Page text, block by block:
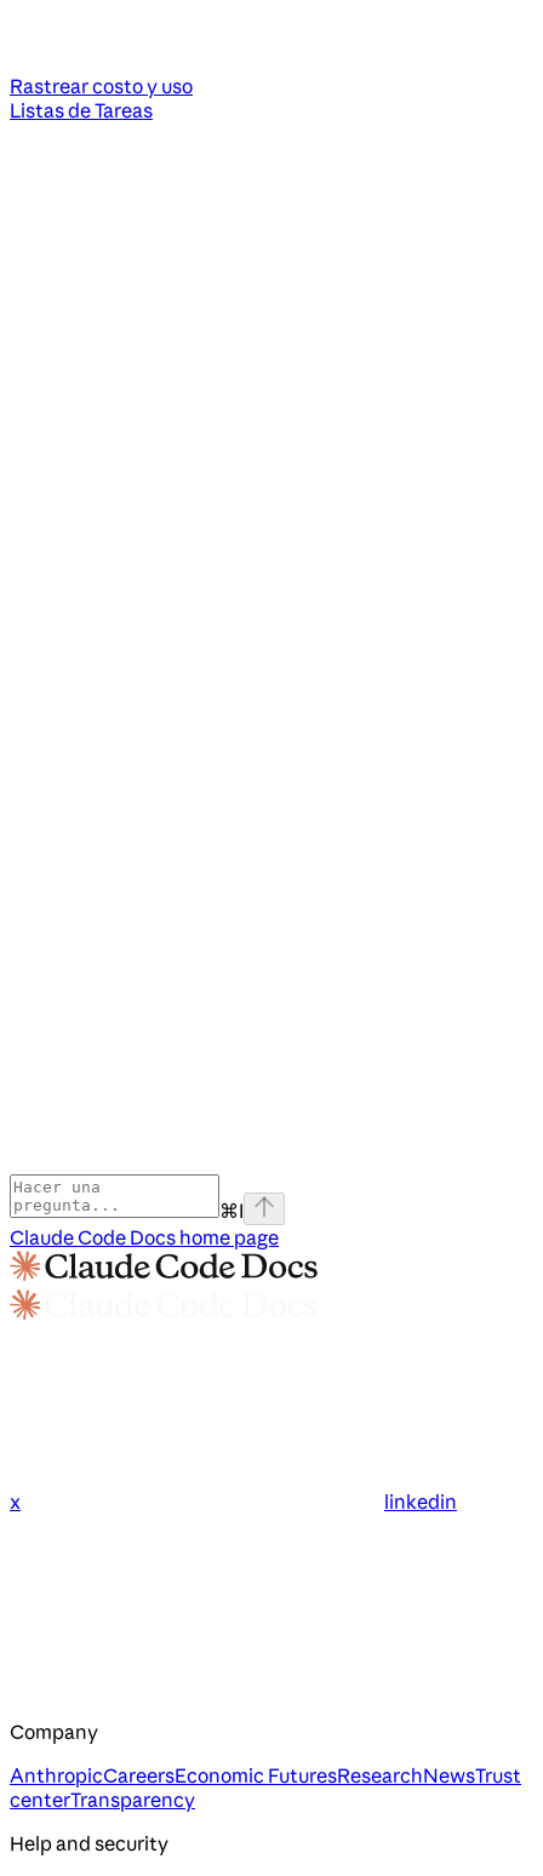
Rastrear costo y uso
Listas de Tareas
⌘I
Claude Code Docs home page
x linkedin
Company
AnthropicCareersEconomic FuturesResearchNewsTrust
centerTransparency
Help and security